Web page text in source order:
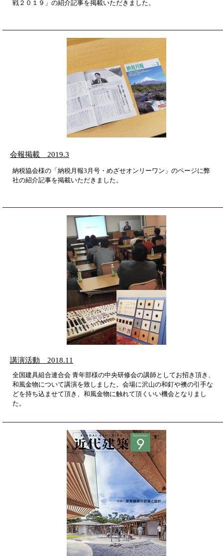
戦２０１９」の紹介記事を掲載いただきました。
会報掲載 2019.3
納税協会様の「納税月報3月号・めざせオンリーワン」のページに弊
社の紹介記事を掲載いただきました。
講演活動 2018.11
全国建具組合連合会 青年部様の中央研修会の講師としてお招き頂き、
和風金物について講演を致しました。会場に沢山の和釘や襖の引手な
どを持ち込ませて頂き、和風金物に触れて頂くいい機会となりまし
た。